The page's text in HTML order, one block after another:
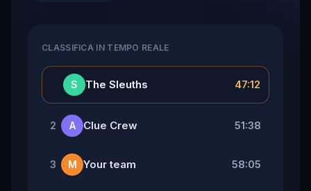
CLASSIFICA IN TEMPO REALE
S The Sleuths 47:12
2 A Clue Crew 51:38
3 M Your team 58:05